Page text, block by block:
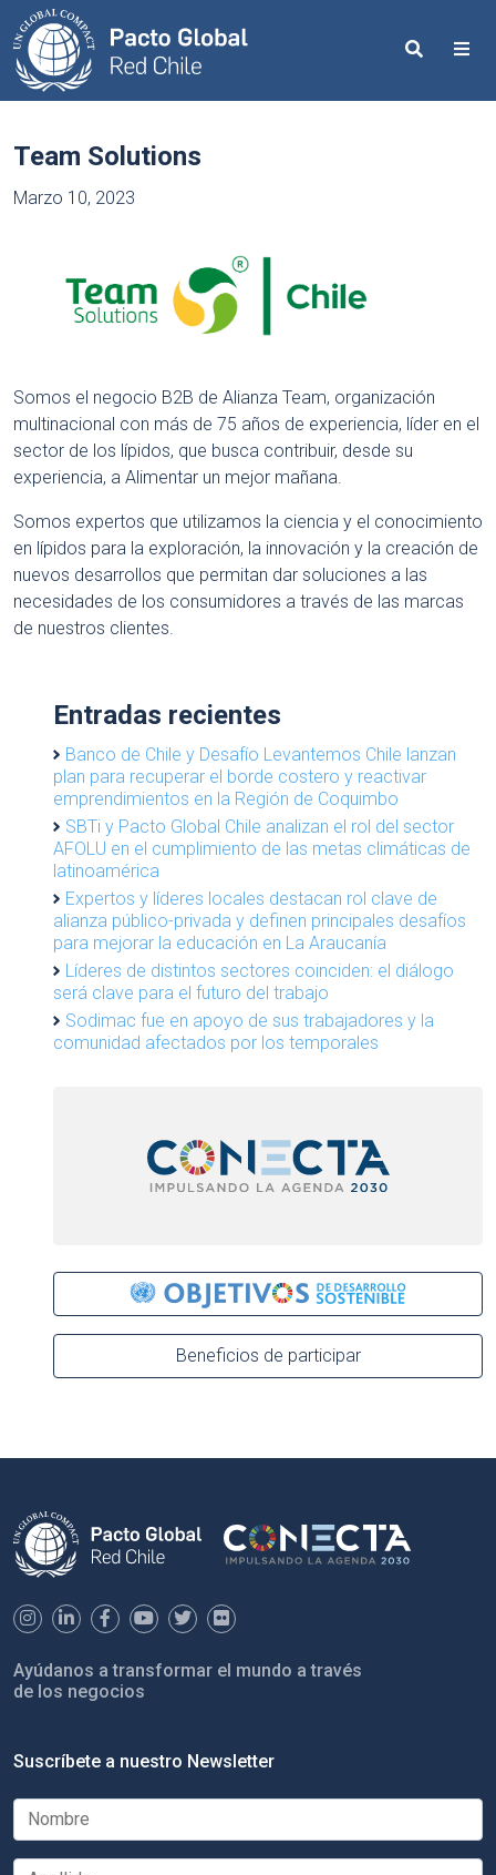
Search
Team Solutions
Marzo 10, 2023
Somos el negocio B2B de Alianza Team, organización
multinacional con más de 75 años de experiencia, líder en el
sector de los lípidos, que busca contribuir, desde su
experiencia, a Alimentar un mejor mañana.
Somos expertos que utilizamos la ciencia y el conocimiento
en lípidos para la exploración, la innovación y la creación de
nuevos desarrollos que permitan dar soluciones a las
necesidades de los consumidores a través de las marcas
de nuestros clientes.
Entradas recientes
Banco de Chile y Desafío Levantemos Chile lanzan
plan para recuperar el borde costero y reactivar
emprendimientos en la Región de Coquimbo
SBTi y Pacto Global Chile analizan el rol del sector
AFOLU en el cumplimiento de las metas climáticas de
latinoamérica
Expertos y líderes locales destacan rol clave de
alianza público-privada y definen principales desafíos
para mejorar la educación en La Araucanía
Líderes de distintos sectores coinciden: el diálogo
será clave para el futuro del trabajo
Sodimac fue en apoyo de sus trabajadores y la
comunidad afectados por los temporales
Beneficios de participar
Ayúdanos a transformar el mundo a través
de los negocios
Suscríbete a nuestro Newsletter